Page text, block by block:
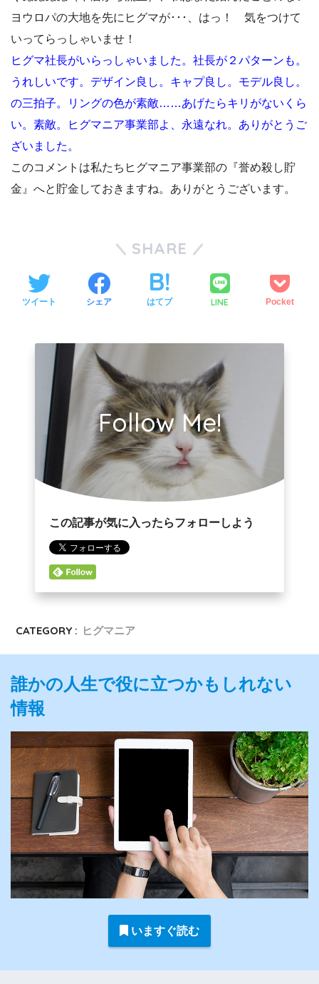
ヨウロパの大地を先にヒグマが･･･、はっ！ 気をつけて
いってらっしゃいませ！
ヒグマ社長がいらっしゃいました。社長が２パターンも。
うれしいです。デザイン良し。キャプ良し。モデル良し。
の三拍子。リングの色が素敵……あげたらキリがないくら
い。素敵。ヒグマニア事業部よ、永遠なれ。ありがとうご
ざいました。
このコメントは私たちヒグマニア事業部の『誉め殺し貯
金』へと貯金しておきますね。ありがとうございます。
SHARE
ツイート シェア はてブ LINE Pocket
Follow Me!
この記事が気に入ったらフォローしよう
CATEGORY : ヒグマニア
誰かの人生で役に立つかもしれない
情報
いますぐ読む